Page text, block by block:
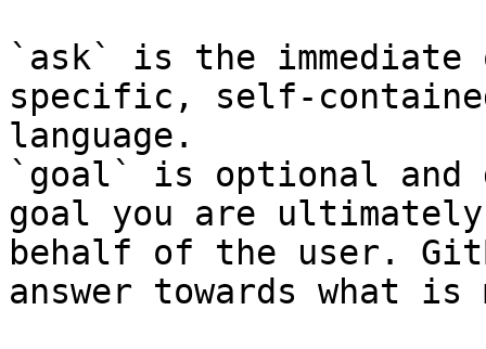
`ask` is the
specific, self-
language.
`goal` is optional and
goal you are
behalf of the user.
answer towards what